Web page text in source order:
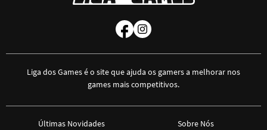
Liga dos Games é o site que ajuda os gamers a melhorar nos
games mais competitivos.
Últimas Novidades Sobre Nós